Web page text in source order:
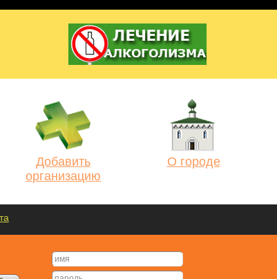
Добавить
организацию
О городе